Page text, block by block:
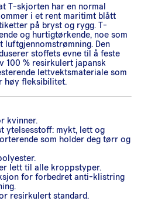
T-skjorten har en normal
i et rent maritimt blått
på bryst og rygg. T-
og hurtigtørkende, noe som
Den
stoffets evne til å feste
100 % resirkulert japansk
lettvektsmateriale som
høy fleksibilitet.
kvinner.
ytelsesstoff: mykt, lett og
som holder deg tørr og
lett til alle kroppstyper.
for forbedret anti-klistring
resirkulert standard.